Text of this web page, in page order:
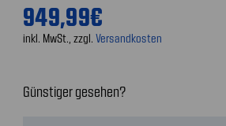
949,99€
inkl. MwSt., zzgl. Versandkosten
Günstiger gesehen?